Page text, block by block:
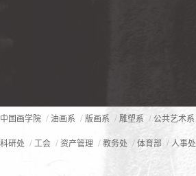
中国画学院 / 油画系 / 版画系 / 雕塑系 / 公共艺术系
科研处 / 工会 / 资产管理 / 教务处 / 体育部 / 人事处